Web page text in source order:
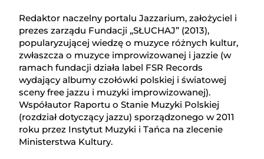
Redaktor naczelny portalu Jazzarium, założyciel i
prezes zarządu Fundacji „SŁUCHAJ” (2013),
popularyzującej wiedzę o muzyce różnych kultur,
zwłaszcza o muzyce improwizowanej i jazzie (w
ramach fundacji działa label FSR Records
wydający albumy czołówki polskiej i światowej
sceny free jazzu i muzyki improwizowanej).
Współautor Raportu o Stanie Muzyki Polskiej
(rozdział dotyczący jazzu) sporządzonego w 2011
roku przez Instytut Muzyki i Tańca na zlecenie
Ministerstwa Kultury.